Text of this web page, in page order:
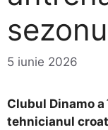
5 iunie 2026
Clubul Dinamo
tehnicianul